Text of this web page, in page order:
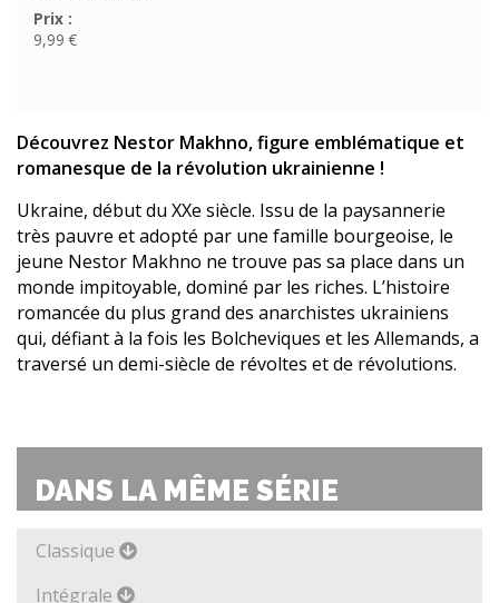
Prix :
9,99 €
Découvrez Nestor Makhno, figure emblématique et
romanesque de la révolution ukrainienne !
Ukraine, début du XXe siècle. Issu de la paysannerie
très pauvre et adopté par une famille bourgeoise, le
jeune Nestor Makhno ne trouve pas sa place dans un
monde impitoyable, dominé par les riches. L’histoire
romancée du plus grand des anarchistes ukrainiens
qui, défiant à la fois les Bolcheviques et les Allemands, a
traversé un demi-siècle de révoltes et de révolutions.
DANS LA MÊME SÉRIE
Classique
Intégrale